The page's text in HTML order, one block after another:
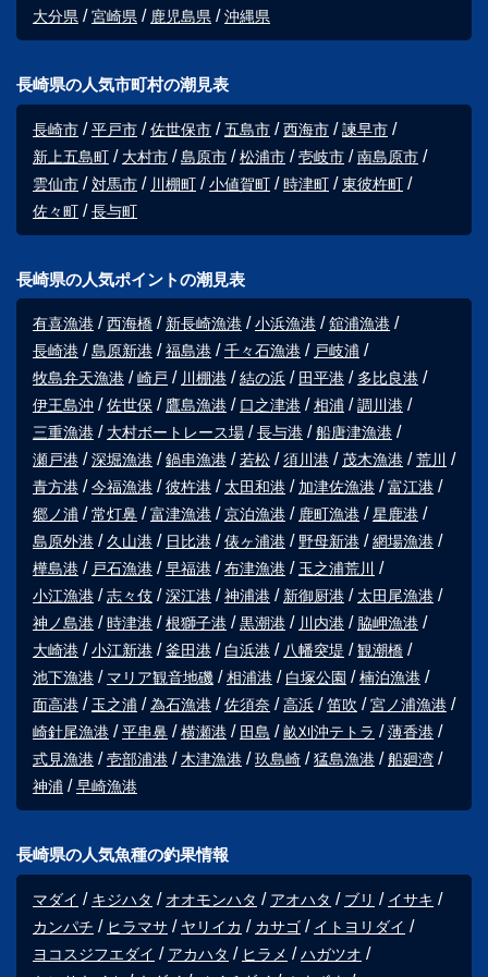
大分県
宮崎県 鹿児島県 沖縄県
長崎県の人気市町村の潮見表
長崎市 平戸市 佐世保市 五島市 西海市
諫早市
新上五島町
大村市 島原市 松浦市 壱岐市
南島原市
雲仙市
対馬市 川棚町 小値賀町 時津町
東彼杵町
佐々町
長与町
長崎県の人気ポイントの潮見表
有喜漁港 西海橋 新長崎漁港 小浜漁港
舘浦漁港
長崎港
島原新港 福島港 千々石漁港
戸岐浦
牧島弁天漁港
崎戸 川棚港 結の浜 田平港
多比良港
伊王島沖
佐世保 鷹島漁港 口之津港 相浦
調川港
三重漁港
大村ボートレース場 長与港
船唐津漁港
瀬戸港
深堀漁港 鍋串漁港 若松 須川港 茂木漁港
荒川
青方港
今福漁港 彼杵港 太田和港 加津佐漁港
富江港
郷ノ浦
常灯鼻 富津漁港 京泊漁港 鹿町漁港
星鹿港
島原外港
久山港 日比港 俵ヶ浦港 野母新港
網場漁港
樺島港
戸石漁港 早福港 布津漁港
玉之浦荒川
小江漁港
志々伎 深江港 神浦港 新御厨港
太田尾漁港
神ノ島港
時津港 根獅子港 黒潮港 川内港
脇岬漁港
大崎港
小江新港 釜田港 白浜港 八幡突堤
観潮橋
池下漁港
マリア観音地磯 相浦港 白塚公園
楠泊漁港
面高港
玉之浦 為石漁港 佐須奈 高浜 笛吹
宮ノ浦漁港
崎針尾漁港
平串鼻 横瀬港 田島 畝刈沖テトラ
薄香港
式見漁港
壱部浦港 木津漁港 玖島崎 猛島漁港
船廻湾
神浦
早崎漁港
長崎県の人気魚種の釣果情報
マダイ キジハタ オオモンハタ アオハタ ブリ
イサキ
カンパチ
ヒラマサ ヤリイカ カサゴ
イトヨリダイ
ヨコスジフエダイ
アカハタ ヒラメ
ハガツオ